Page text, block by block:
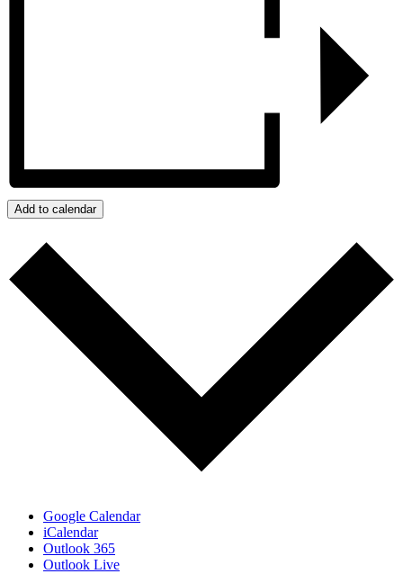
Add to calendar
Google Calendar
iCalendar
Outlook 365
Outlook Live